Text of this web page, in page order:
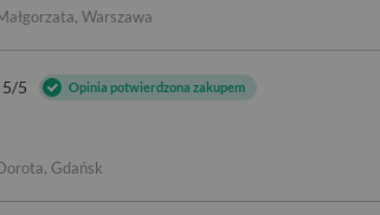
Warszawa
5/5 Opinia potwierdzona zakupem
Gdańsk